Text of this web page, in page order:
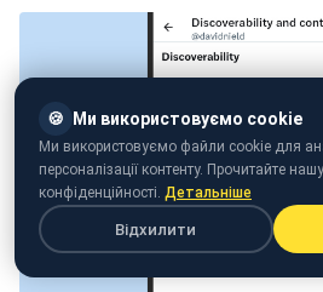
🍪 Ми використовуємо cookie
Ми використовуємо файли cookie для
персоналізації контенту. Прочитайте
конфіденційності. Детальніше
Відхилити